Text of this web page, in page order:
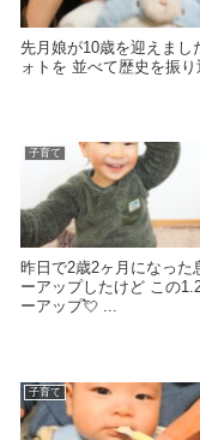
先月娘が10歳を迎えまし
ォトを 並べて歴史を振
子育て
昨日で2歳2ヶ月になっ
ーアップしたけど この
ーアップ💘 ...
子育て